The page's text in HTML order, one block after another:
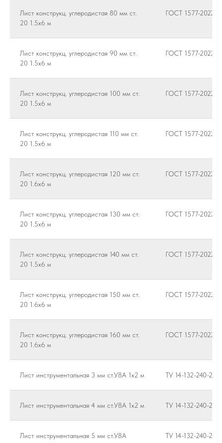
Лист конструкц. углеродистая 80 мм ст.
20 1.5х6 м
ГОСТ 1577-2022
Лист конструкц. углеродистая 90 мм ст.
20 1.5х6 м
ГОСТ 1577-2022
Лист конструкц. углеродистая 100 мм ст.
20 1.5х6 м
ГОСТ 1577-2022
Лист конструкц. углеродистая 110 мм ст.
20 1.5х6 м
ГОСТ 1577-2022
Лист конструкц. углеродистая 120 мм ст.
20 1.6х6 м
ГОСТ 1577-2022
Лист конструкц. углеродистая 130 мм ст.
20 1.5х6 м
ГОСТ 1577-2022
Лист конструкц. углеродистая 140 мм ст.
20 1.5х6 м
ГОСТ 1577-2022
Лист конструкц. углеродистая 150 мм ст.
20 1.6х6 м
ГОСТ 1577-2022
Лист конструкц. углеродистая 160 мм ст.
20 1.6х6 м
ГОСТ 1577-2022
Лист инструментальная 3 мм ст.У8А 1х2 м ТУ 14-132-240-
Лист инструментальная 4 мм ст.У8А 1х2 м ТУ 14-132-240-
Лист инструментальная 5 мм ст.У8А
ТУ 14-132-240-